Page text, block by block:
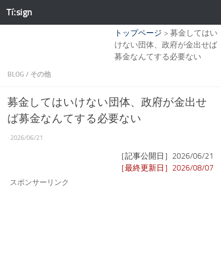
コンテンツへスキップ
Tíːsign
トップページ > 募金してはい
けない団体、政府が金出せば
募金なんてする必要ない
BLOG / その他
募金してはいけない団体、政府が金出せ
ば募金なんてする必要ない
· 2026/06/21
［記事公開日］2026/06/21
［最終更新日］2026/08/07
スポンサーリンク